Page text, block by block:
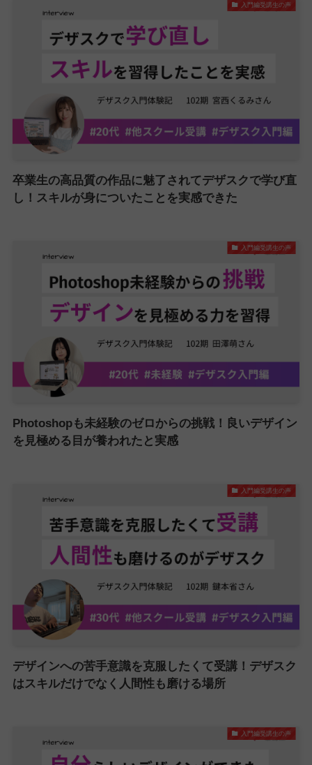
入門編受講生の声
卒業生の高品質の作品に魅了されてデザスクで学び直
し！スキルが身についたことを実感できた
入門編受講生の声
Photoshopも未経験のゼロからの挑戦！良いデザイン
を見極める目が養われたと実感
入門編受講生の声
デザインへの苦手意識を克服したくて受講！デザスク
はスキルだけでなく人間性も磨ける場所
入門編受講生の声